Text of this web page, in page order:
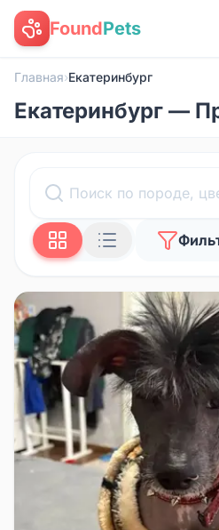
FoundPets
Главная›Екатеринбург
Екатеринбург —